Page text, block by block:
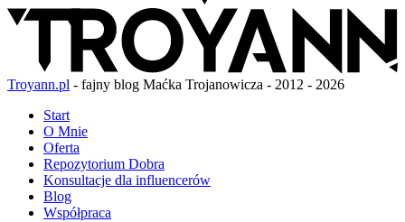
Troyann.pl - fajny blog Maćka Trojanowicza - 2012 - 2026
Start
O Mnie
Oferta
Repozytorium Dobra
Konsultacje dla influencerów
Blog
Współpraca